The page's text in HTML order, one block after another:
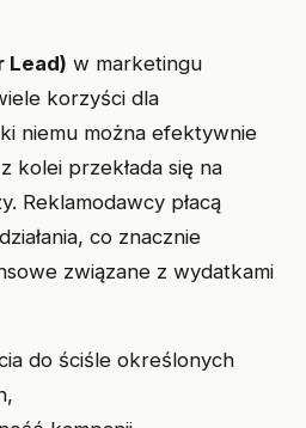
Lead) w marketingu
korzyści dla
niemu można efektywnie
kolei przekłada się na
Reklamodawcy płacą
co znacznie
związane z wydatkami
do ściśle określonych